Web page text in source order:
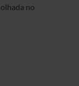
no